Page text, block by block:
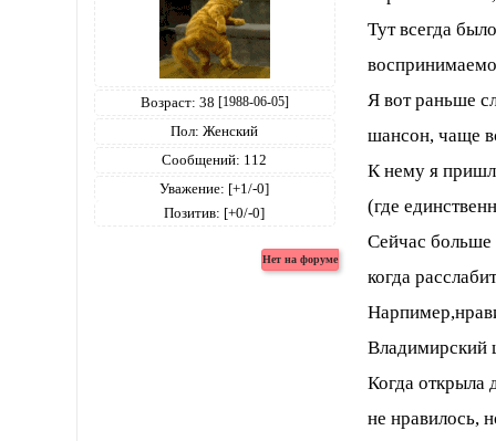
Возраст: 38 [1988-06-05]
Пол: Женский
Сообщений: 112
Уважение: [+1/-0]
Позитив: [+0/-0]
Тут всегда
Я вот раньше
шансон, чаще
К нему я
(где
Сейчас
когда
Владимирский
Когда открыла
не нравилось,